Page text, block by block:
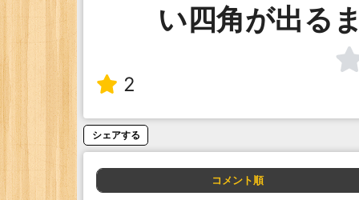
い四角が出る
2
シェアする
コメント順